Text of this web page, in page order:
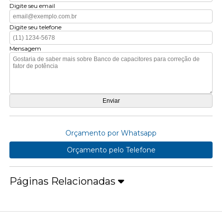
Digite seu email
Digite seu telefone
Mensagem
Orçamento por Whatsapp
Orçamento pelo Telefone
Páginas Relacionadas